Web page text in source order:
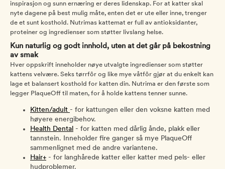
inspirasjon og sunn ernæring er deres lidenskap. For at katter skal
nyte dagene på best mulig måte, enten det er ute eller inne, trenger
de et sunt kosthold. Nutrimas kattemat er full av antioksidanter,
proteiner og ingredienser som støtter livslang helse.
Kun naturlig og godt innhold, uten at det går på bekostning
av smak
Hver oppskrift inneholder nøye utvalgte ingredienser som støtter
kattens velvære. Seks tørrfôr og like mye våtfôr gjør at du enkelt kan
lage et balansert kosthold for katten din. Nutrima er den første som
legger PlaqueOff til maten, for å holde kattens tenner sunne.
Kitten/adult - for kattungen eller den voksne katten med
høyere energibehov.
Health Dental - for katten med dårlig ånde, plakk eller
tannstein. Inneholder fire ganger så mye PlaqueOff
sammenlignet med de andre variantene.
Hair+ - for langhårede katter eller katter med pels- eller
hudproblemer.